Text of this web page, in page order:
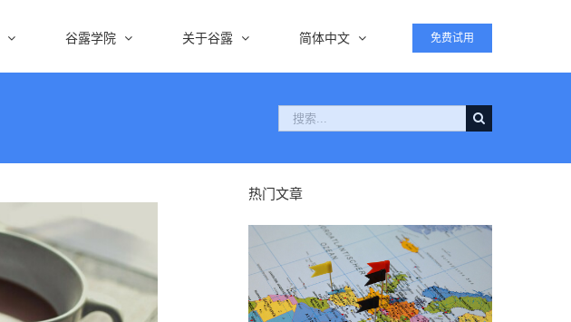
谷露学院 关于谷露 简体中文 免费试用
索：
热门文章